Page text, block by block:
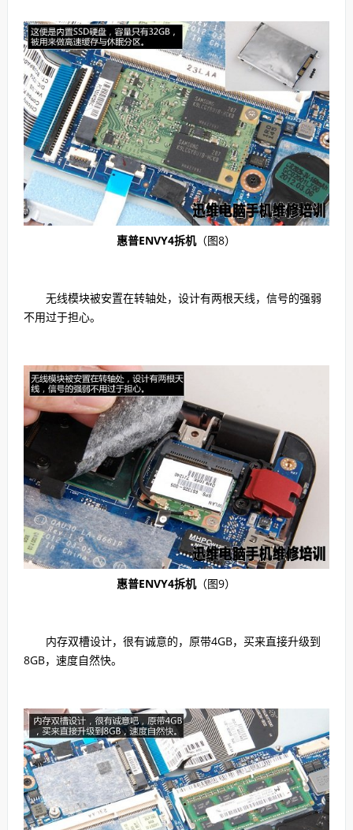
惠普ENVY4拆机（图8）
无线模块被安置在转轴处，设计有两根天线，信号的强弱
不用过于担心。
惠普ENVY4拆机（图9）
内存双槽设计，很有诚意的，原带4GB，买来直接升级到
8GB，速度自然快。